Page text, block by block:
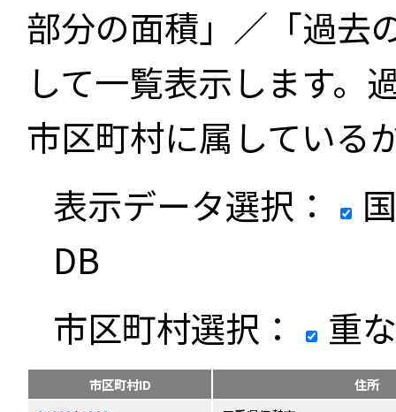
部分の面積」／「過去
して一覧表示します。
市区町村に属している
表示データ選択：
DB
市区町村選択：
重
市区町村ID
住所